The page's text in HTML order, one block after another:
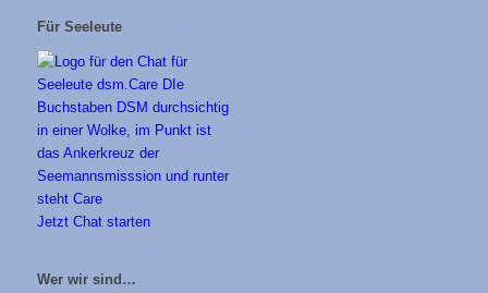
Für Seeleute
Jetzt Chat starten
Wer wir sind…